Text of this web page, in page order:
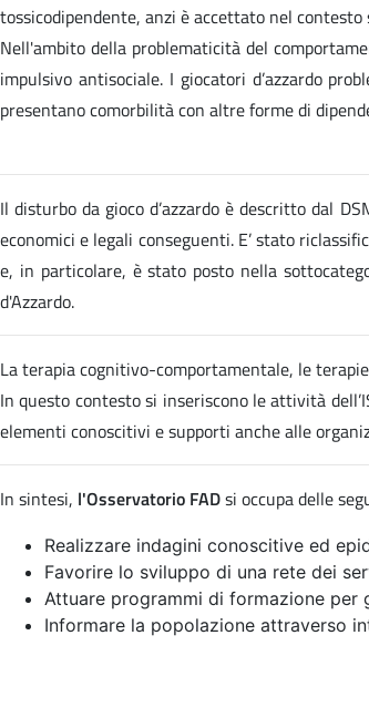
tossicodipendente, anzi è accettato nel contesto
Nell'ambito della problematicità del
impulsivo antisociale. I giocatori d’azzardo
presentano comorbilità con altre forme di
Il disturbo da gioco d’azzardo è descritto dal
economici e legali conseguenti. E’ stato
e, in particolare, è stato posto nella
d'Azzardo.
La terapia cognitivo-comportamentale, le
In questo contesto si inseriscono le attività
elementi conoscitivi e supporti anche alle
In sintesi, l'Osservatorio FADsi occupa delle
Realizzare indagini conoscitive ed
Favorire lo sviluppo di una rete dei
Attuare programmi di formazione per
Informare la popolazione attraverso